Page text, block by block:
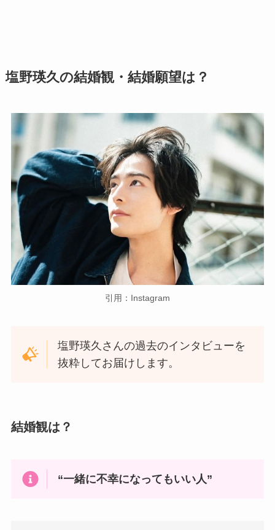
塩野瑛久の結婚観・結婚願望は？
引用：Instagram
塩野瑛久さんの過去のインタビューを
抜粋してお届けします。
結婚観は？
“一緒に不幸になってもいい人”